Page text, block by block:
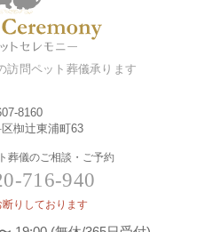
訪問ペット葬儀承ります
8160
椥辻東浦町63
葬儀のご相談・ご予約
716-940
りしております